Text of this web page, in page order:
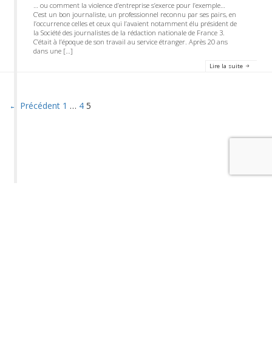
… ou comment la violence d’entreprise s’exerce pour l’exemple…
C’est un bon journaliste, un professionnel reconnu par ses pairs, en
l’occurrence celles et ceux qui l’avaient notamment élu président de
la Société des journalistes de la rédaction nationale de France 3.
C’était à l’époque de son travail au service étranger. Après 20 ans
dans une […]
Lire la suite
← Précédent 1 … 4 5